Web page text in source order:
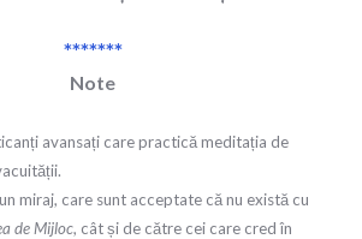
*******
Note
avansați care practică meditația de
miraj, care sunt acceptate că nu există cu
de Mijloc, cât și de către cei care cred în